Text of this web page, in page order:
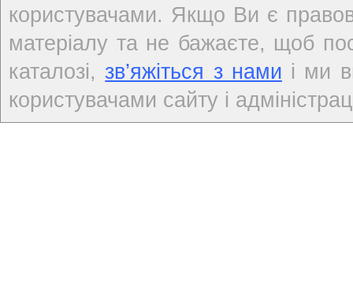
користувачами. Якщо Ви є
матеріалу та не бажаєте, щоб
каталозі,зв’яжіться з нами і ми
користувачами сайту і